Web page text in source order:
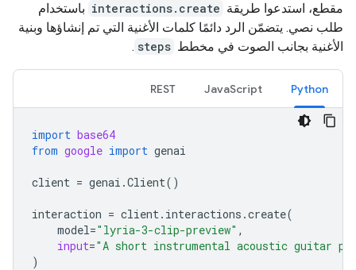
مقطع، استدعوا طريقة interactions.create باستخدام
طلب نصي. يتضمّن الرد دائمًا كلمات الأغنية التي تم إنشاؤها وبنية
الأغنية بجانب الصوت في مخطط steps
.
Python
JavaScript
REST
import base64
from google import genai
client = genai .Client()
interaction = client. interactions .create(
model="lyria-3-clip-preview" ,
input="A short instrumental acoustic guitar
)